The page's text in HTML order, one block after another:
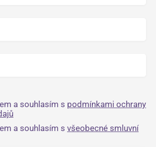
a souhlasím s podmínkami ochrany
a souhlasím s všeobecné smluvní